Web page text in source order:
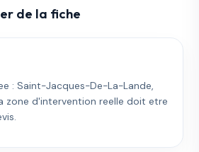
de la fiche
: Saint-Jacques-De-La-Lande,
zone d'intervention reelle doit etre